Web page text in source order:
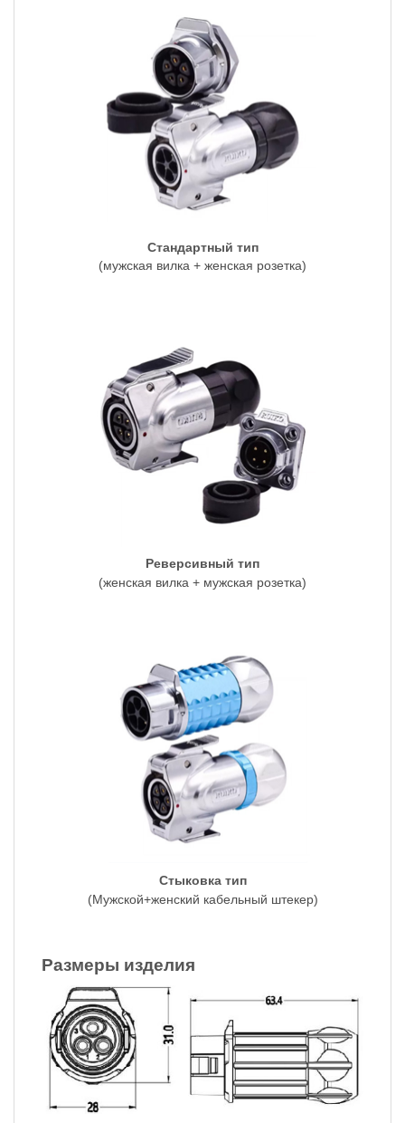
Стандартный тип
(мужская вилка + женская розетка)
Реверсивный тип
(женская вилка + мужская розетка)
Стыковка тип
(Мужской+женский кабельный штекер)
Размеры изделия